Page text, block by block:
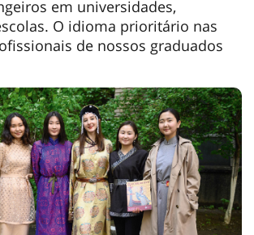
em universidades,
O idioma prioritário nas
de nossos graduados